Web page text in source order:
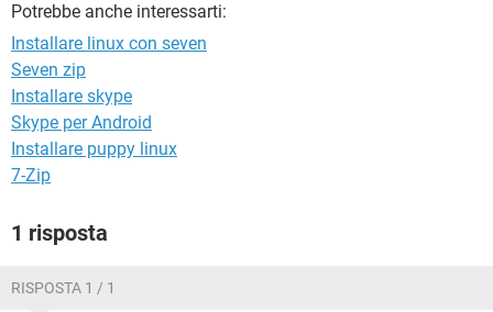
Potrebbe anche interessarti:
Installare linux con seven
Seven zip
Installare skype
Skype per Android
Installare puppy linux
7-Zip
1 risposta
RISPOSTA 1 / 1